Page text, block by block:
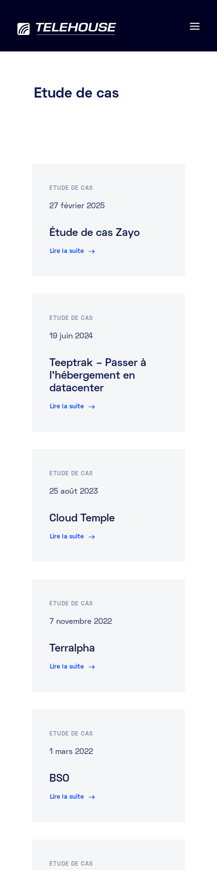
Data centers
Contactez-nous
Marketplace
Etude de cas
ETUDE DE CAS
27 février 2025
Étude de cas Zayo
Lire la suite
ETUDE DE CAS
19 juin 2024
Teeptrak – Passer à
l’hébergement en
datacenter
Lire la suite
ETUDE DE CAS
25 août 2023
Cloud Temple
Lire la suite
ETUDE DE CAS
7 novembre 2022
Terralpha
Lire la suite
ETUDE DE CAS
1 mars 2022
BSO
Lire la suite
ETUDE DE CAS